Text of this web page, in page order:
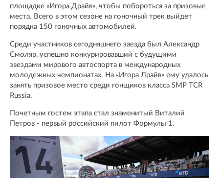
площадке «Игора Драйв», чтобы побороться за призовые
места. Всего в этом сезоне на гоночный трек выйдет
порядка 150 гоночных автомобилей.
Среди участников сегодняшнего заезда был Александр
Смоляр, успешно конкурировавший с будущими
звездами мирового автоспорта в международных
молодежных чемпионатах. На «Игора Лрайв» ему удалось
занять призовое место среди гонщиков класса SMP TCR
Russia.
Почетным гостем этапа стал знаменитый Виталий
Петров - первый российский пилот Формулы 1.